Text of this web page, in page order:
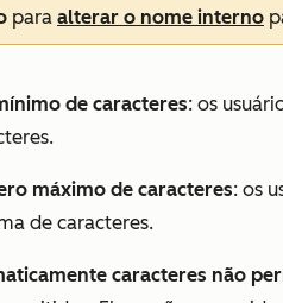
para alterar o nome interno
de caracteres: os
máximo de caracteres: os
de caracteres.
caracteres não